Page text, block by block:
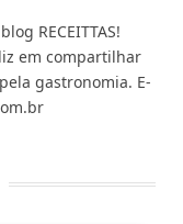
RECEITTAS!
em compartilhar
gastronomia. E-